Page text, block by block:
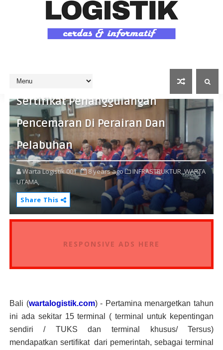
15 TUKS dan Tersus Yang Raih
Sertifikat Penanggulangan
Pencemaran Di Perairan Dan
Pelabuhan
Warta Logistik 001 8 years ago INFRASTRUKTUR,WARTA
UTAMA,
Share This
RESPONSIVE ADS HERE
Bali (wartalogistik.com) - Pertamina menargetkan tahun
ini ada sekitar 15 terminal ( terminal untuk kepentingan
sendiri / TUKS dan terminal khusus/ Tersus)
mendapatkan sertifikat dari pemerintah, sebagai terminal